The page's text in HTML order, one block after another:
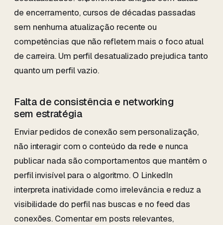
de encerramento, cursos de décadas passadas
sem nenhuma atualização recente ou
competências que não refletem mais o foco atual
de carreira. Um perfil desatualizado prejudica tanto
quanto um perfil vazio.
Falta de consistência e networking
sem estratégia
Enviar pedidos de conexão sem personalização,
não interagir com o conteúdo da rede e nunca
publicar nada são comportamentos que mantêm o
perfil invisível para o algoritmo. O LinkedIn
interpreta inatividade como irrelevância e reduz a
visibilidade do perfil nas buscas e no feed das
conexões. Comentar em posts relevantes,